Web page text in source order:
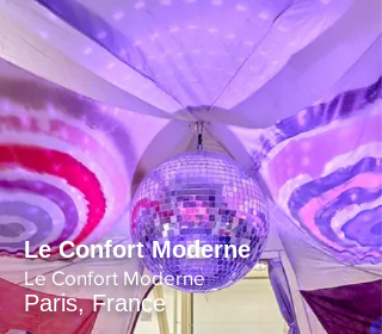
Le Confort Moderne
Le Confort Moderne
Paris, France